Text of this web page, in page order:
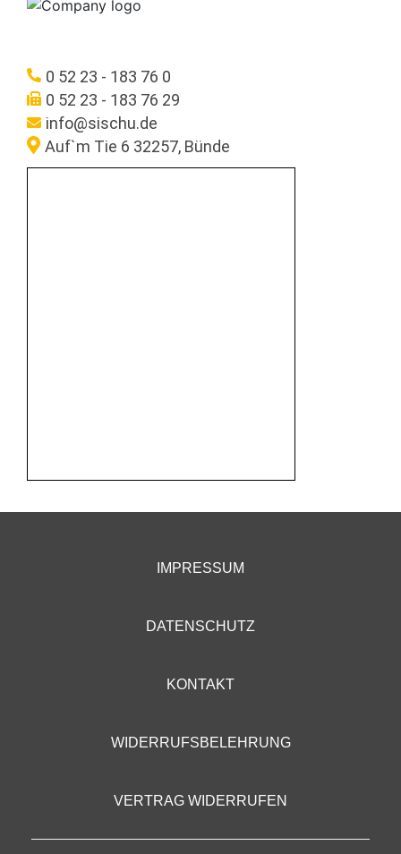
0 52 23 - 183 76 0
0 52 23 - 183 76 29
info@sischu.de
Auf`m Tie 6 32257, Bünde
IMPRESSUM
DATENSCHUTZ
KONTAKT
WIDERRUFSBELEHRUNG
VERTRAG WIDERRUFEN